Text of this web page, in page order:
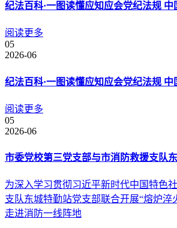
纪法百科·一图读懂应知应会党纪法规 中
阅读更多
05
2026-06
纪法百科·一图读懂应知应会党纪法规 中
阅读更多
05
2026-06
市委党校第三党支部与市消防救援支队
为深入学习贯彻习近平新时代中国特色
支队东城特勤站党支部联合开展“熔炉
走进消防一线阵地